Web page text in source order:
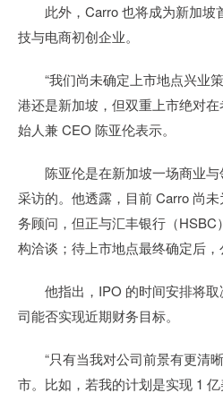
此外，Carro 也将成为新加坡
技与电商初创企业。
“我们尚未确定上市地点兴业
港还是新加坡，但双重上市绝对
始人兼 CEO 陈亚伦表示。
陈亚伦是在新加坡一场商业与
采访的。他透露，目前 Carro 尚
务顾问，但正与汇丰银行（
构洽谈；待上市地点最终确定后，
他指出，IPO 的时间安排将取
司能否实现近期财务目标。
“只有当我对公司前景有更清
市。比如，若我的计划是实现 1